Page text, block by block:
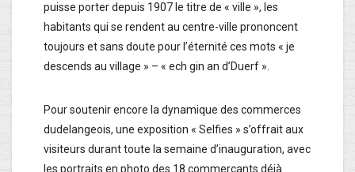
puisse porter depuis 1907 le titre de « ville », les
habitants qui se rendent au centre-ville prononcent
toujours et sans doute pour l’éternité ces mots « je
descends au village » – « ech gin an d’Duerf ».
Pour soutenir encore la dynamique des commerces
dudelangeois, une exposition « Selfies » s’offrait aux
visiteurs durant toute la semaine d’inauguration, avec
les portraits en photo des 18 commerçants déjà